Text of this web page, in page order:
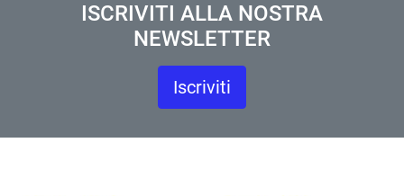
ISCRIVITI ALLA NOSTRA
NEWSLETTER
Iscriviti